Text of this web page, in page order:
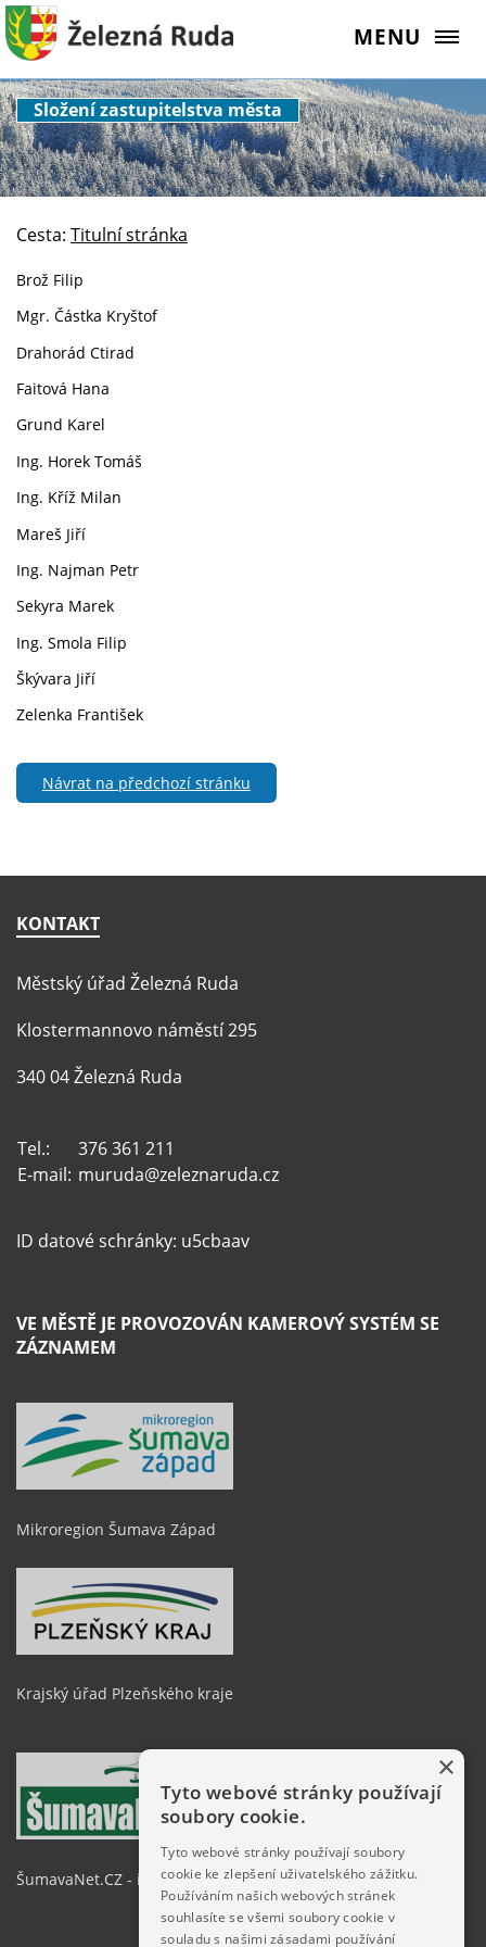
MENU
Složení zastupitelstva města
Cesta: Titulní stránka
Brož Filip
Mgr. Částka Kryštof
Drahorád Ctirad
Faitová Hana
Grund Karel
Ing. Horek Tomáš
Ing. Kříž Milan
Mareš Jiří
Ing. Najman Petr
Sekyra Marek
Ing. Smola Filip
Škývara Jiří
Zelenka František
Návrat na předchozí stránku
KONTAKT
Městský úřad Železná Ruda
Klostermannovo náměstí 295
340 04 Železná Ruda
Tel.:
376 361 211
E-mail: muruda@zeleznaruda.cz
ID datové schránky: u5cbaav
VE MĚSTĚ JE PROVOZOVÁN KAMEROVÝ SYSTÉM SE
ZÁZNAMEM
Mikroregion Šumava Západ
Krajský úřad Plzeňského kraje
ŠumavaNet.CZ - informace o regionu
×
Tyto webové stránky používají
soubory cookie.
Tyto webové stránky používají soubory
cookie ke zlepšení uživatelského zážitku.
Používáním našich webových stránek
souhlasíte se všemi soubory cookie v
souladu s našimi zásadami používání